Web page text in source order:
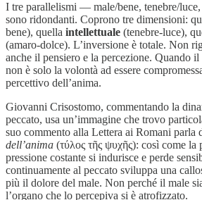
I tre parallelismi — male/bene, tenebre/
sono ridondanti. Coprono tre dimensioni:
bene), quella intellettuale (tenebre-luce),
(amaro-dolce). L’inversione è totale. Non
anche il pensiero e la percezione. Quando
non è solo la volontà ad essere
percettivo dell’anima.
Giovanni Crisostomo, commentando la
peccato, usa un’immagine che trovo
suo commento alla Lettera ai Romani parla
dell’anima (τύλος τῆς ψυχῆς): così come la
pressione costante si indurisce e perde
continuamente al peccato sviluppa una
più il dolore del male. Non perché il male
l’organo che lo percepiva si è atrofizzato.